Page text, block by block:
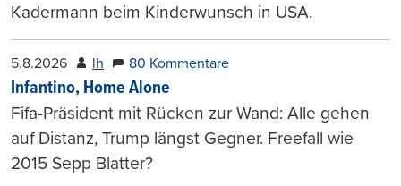
Kadermann beim Kinderwunsch in USA.
5.8.2026 lh 80 Kommentare
Infantino, Home Alone
Fifa-Präsident mit Rücken zur Wand: Alle gehen
auf Distanz, Trump längst Gegner. Freefall wie
2015 Sepp Blatter?